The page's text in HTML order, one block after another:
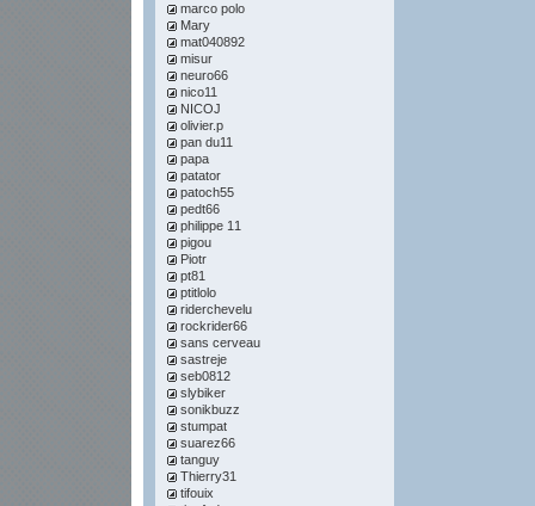
marco polo
Mary
mat040892
misur
neuro66
nico11
NICOJ
olivier.p
pan du11
papa
patator
patoch55
pedt66
philippe 11
pigou
Piotr
pt81
ptitlolo
riderchevelu
rockrider66
sans cerveau
sastreje
seb0812
slybiker
sonikbuzz
stumpat
suarez66
tanguy
Thierry31
tifouix